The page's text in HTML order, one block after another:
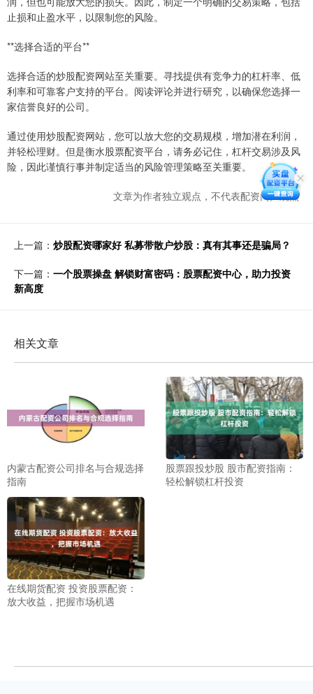
止损和止盈水平，以限制您的风险。
**选择合适的平台**
选择合适的炒股配资网站至关重要。寻找提供有竞争力的杠杆率、低
利率和可靠客户支持的平台。阅读评论并进行研究，以确保您选择一
家信誉良好的公司。
通过使用炒股配资网站，您可以放大您的交易规模，增加潜在利润，
并轻松理财。但是衡水股票配资平台，请务必记住，杠杆交易涉及风
险，因此谨慎行事并制定适当的风险管理策略至关重要。
文章为作者独立观点，不代表配资门户观点
上一篇： 炒股配资哪家好 私募带散户炒股：真有其事还是骗局？
下一篇： 一个股票操盘 解锁财富密码：股票配资中心，助力投资
新高度
相关文章
内蒙古配资公司排名与合规选择
指南
股票跟投炒股 股市配资指南：
轻松解锁杠杆投资
在线期货配资 投资股票配资：
放大收益，把握市场机遇